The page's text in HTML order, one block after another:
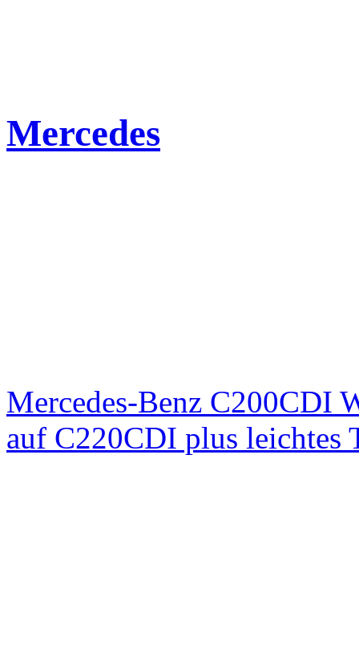
Mercedes
Mercedes-Benz C200CDI
auf C220CDI plus